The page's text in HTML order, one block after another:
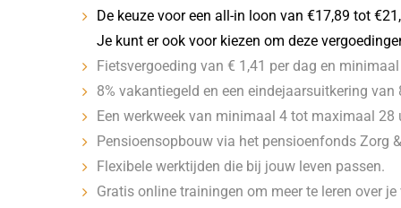
De keuze voor een all-in loon van €17,89 tot
Je kunt er ook voor kiezen om deze
Fietsvergoeding van € 1,41 per dag en
8% vakantiegeld en een eindejaarsuitkering van
Een werkweek van minimaal 4 tot maximaal 28
Pensioensopbouw via het pensioenfonds Zorg
Flexibele werktijden die bij jouw leven passen.
Gratis online trainingen om meer te leren over je